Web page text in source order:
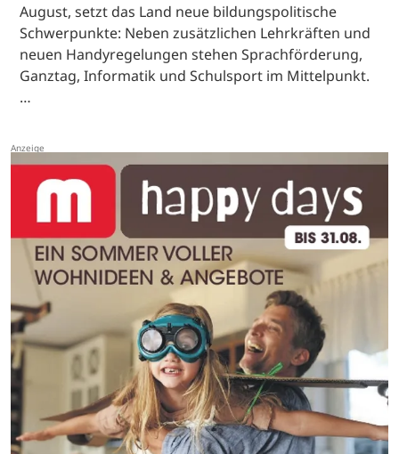
August, setzt das Land neue bildungspolitische
Schwerpunkte: Neben zusätzlichen Lehrkräften und
neuen Handyregelungen stehen Sprachförderung,
Ganztag, Informatik und Schulsport im Mittelpunkt.
…